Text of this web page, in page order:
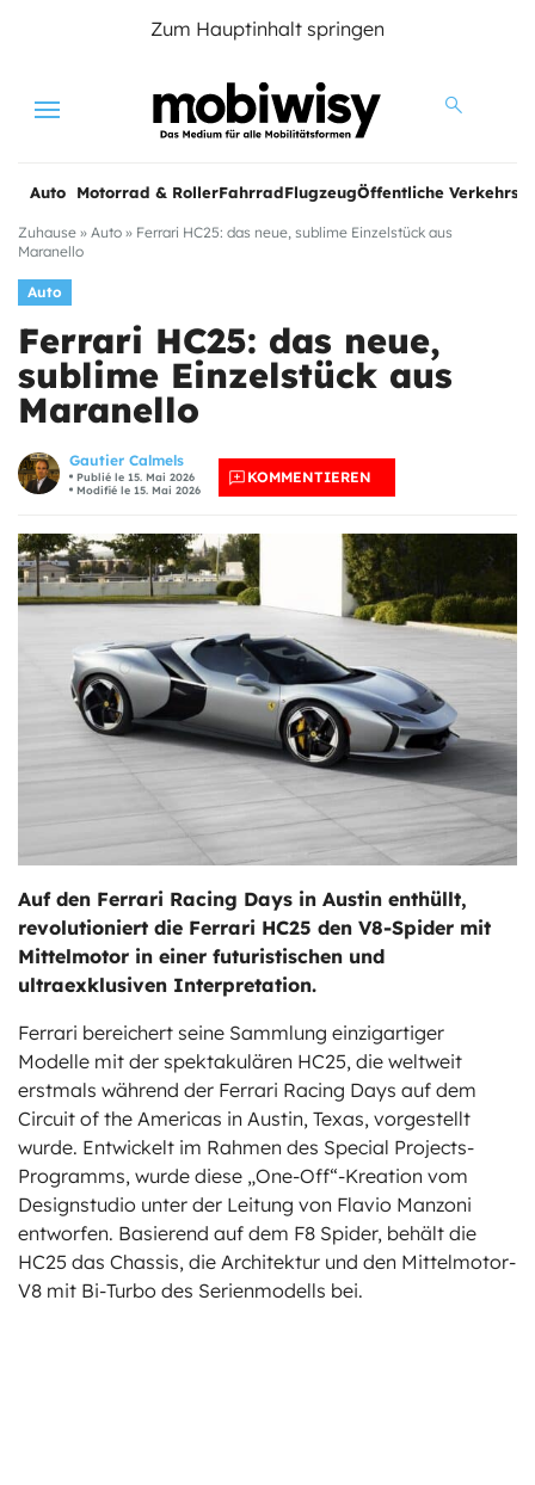
Zum Hauptinhalt springen
Menu
Auto Motorrad & RollerFahrradFlugzeugÖffentliche
Zuhause » Auto » Ferrari HC25: das neue, sublime Einzelstück aus
Maranello
Auto
Ferrari HC25: das neue,
sublime Einzelstück aus
Maranello
Gautier Calmels
Publié le 15. Mai 2026
Modifié le 15. Mai 2026
KOMMENTIEREN
Auf den Ferrari Racing Days in Austin enthüllt,
revolutioniert die Ferrari HC25 den V8-Spider mit
Mittelmotor in einer futuristischen und
ultraexklusiven Interpretation.
Ferrari bereichert seine Sammlung einzigartiger
Modelle mit der spektakulären HC25, die weltweit
erstmals während der Ferrari Racing Days auf dem
Circuit of the Americas in Austin, Texas, vorgestellt
wurde. Entwickelt im Rahmen des Special Projects-
Programms, wurde diese „One-Off“-Kreation vom
Designstudio unter der Leitung von Flavio Manzoni
entworfen. Basierend auf dem F8 Spider, behält die
HC25 das Chassis, die Architektur und den Mittelmotor-
V8 mit Bi-Turbo des Serienmodells bei.